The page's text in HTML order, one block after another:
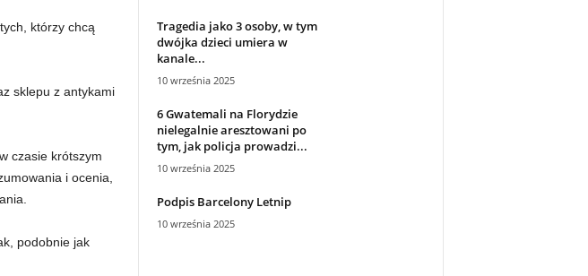
którzy chcą
sklepu z antykami
czasie krótszym
i ocenia,
podobnie jak
Tragedia jako 3 osoby, w tym
dwójka dzieci umiera w
kanale...
10 września 2025
6 Gwatemali na Florydzie
nielegalnie aresztowani po
tym, jak policja prowadzi...
10 września 2025
Podpis Barcelony Letnip
10 września 2025